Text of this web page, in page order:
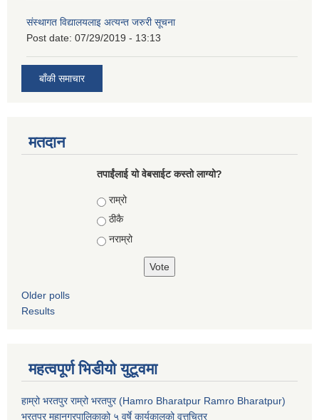
संस्थागत विद्यालयलाइ अत्यन्त जरुरी सूचना
Post date: 07/29/2019 - 13:13
बाँकी समाचार
मतदान
तपाईंलाई यो वेबसाईट कस्तो लाग्यो?
Choices
राम्रो
ठीकै
नराम्रो
Older polls
Results
महत्वपूर्ण भिडीयो युटूवमा
हाम्रो भरतपुर राम्रो भरतपुर (Hamro Bharatpur Ramro Bharatpur)
भरतपुर महानगरपालिकाको ५ वर्षे कार्यकालको वृत्तचित्र